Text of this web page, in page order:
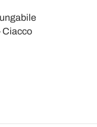
Ciacco